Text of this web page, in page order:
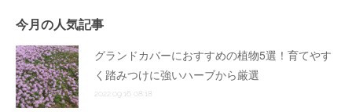
今月の人気記事
グランドカバーにおすすめの植物5選！育てやす
く踏みつけに強いハーブから厳選
2022.09.16 08:18